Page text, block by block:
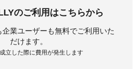
のご利用はこちらから
業ユーザーも無料でご利用いた
だけます。
立した際に費用が発生します